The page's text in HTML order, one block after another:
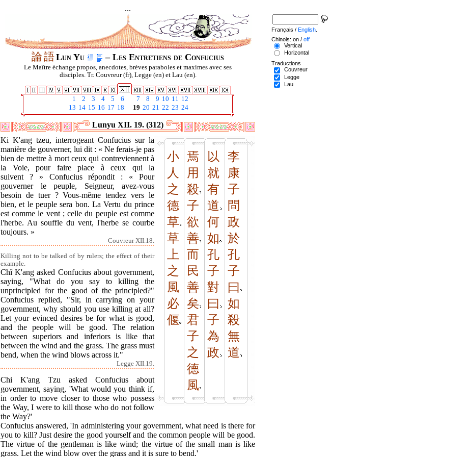
...
論語Lun Yu – Les Entretiens de Confucius
Le Maître échange propos, anecdotes, brèves paraboles et maximes avec ses
disciples. Tr. Couvreur (fr), Legge (en) et Lau (en).
1 2 3 4 5 6 7 8 9 10 11 12
13 14 15 16 17 18 19 20 21 22 23 24
Lunyu XII. 19. (312)
小
人
之
德
草
草
上
之
風
必
偃
焉
用
殺
子
欲
善
而
民
善
矣
君
子
之
德
風
以
就
有
道
何
如
孔
子
對
曰
子
為
政
李
康
子
問
政
於
孔
子
曰
如
殺
無
道
Ki K'ang tzeu, interrogeant Confucius sur la
manière de gouverner, lui dit : « Ne ferais-je pas
bien de mettre à mort ceux qui contreviennent à
la Voie, pour faire place à ceux qui la
suivent ? » Confucius répondit : « Pour
gouverner le peuple, Seigneur, avez-vous
besoin de tuer ? Vous-même tendez vers le
bien, et le peuple sera bon. La Vertu du prince
est comme le vent ; celle du peuple est comme
l'herbe. Au souffle du vent, l'herbe se courbe
toujours. »
Couvreur XII.18.
Killing not to be talked of by rulers; the effect of their
example.
Chî K'ang asked Confucius about government,
saying, "What do you say to killing the
unprincipled for the good of the principled?"
Confucius replied, "Sir, in carrying on your
government, why should you use killing at all?
Let your evinced desires be for what is good,
and the people will be good. The relation
between superiors and inferiors is like that
between the wind and the grass. The grass must
bend, when the wind blows across it."
Legge XII.19.
Chi K'ang Tzu asked Confucius about
government, saying, 'What would you think if,
in order to move closer to those who possess
the Way, I were to kill those who do not follow
the Way?'
Confucius answered, 'In administering your government, what need is there for
you to kill? Just desire the good yourself and the common people will be good.
The virtue of the gentleman is like wind; the virtue of the small man is like
grass. Let the wind blow over the grass and it is sure to bend.'
Français / English
Chinois: on / off
Vertical
Horizontal
Traductions
Couvreur
Legge
Lau